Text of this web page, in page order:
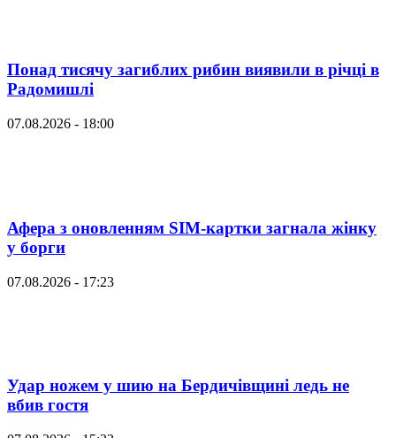
Понад тисячу загиблих рибин виявили в річці в
Радомишлі
07.08.2026 - 18:00
Афера з оновленням SIM-картки загнала жінку
у борги
07.08.2026 - 17:23
Удар ножем у шию на Бердичівщині ледь не
вбив гостя